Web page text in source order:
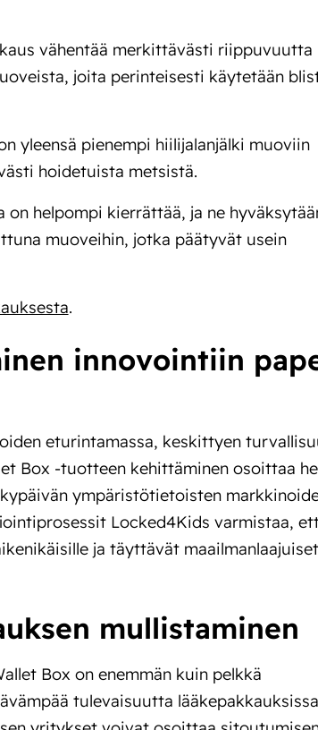
vähentää merkittävästi riippuvuutta
joita perinteisesti käytetään
yleensä pienempi hiilijalanjälki muoviin
hoidetuista metsistä.
on helpompi kierrättää, ja ne
muoveihin, jotka päätyvät usein
.
innovointiin
eturintamassa, keskittyen
Box -tuotteen kehittäminen osoittaa
ympäristötietoisten
Locked4Kids varmistaa,
ja täyttävät maailmanlaajuiset
mullistaminen
Box on enemmän kuin pelkkä
tulevaisuutta